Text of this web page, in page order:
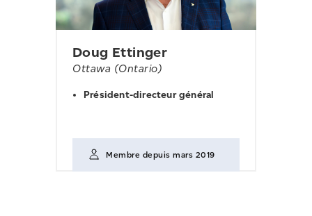
Doug Ettinger
Ottawa (Ontario)
Président-directeur général
Membre depuis mars 2019